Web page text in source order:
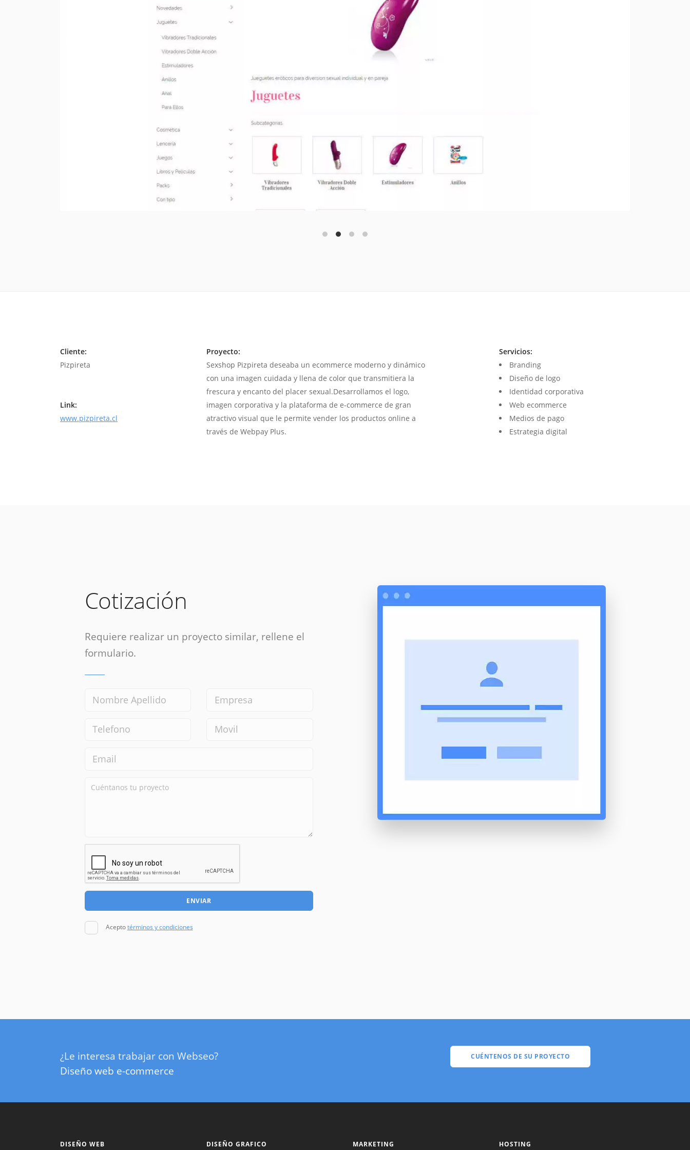
Cliente:
Pizpireta
Link:
www.pizpireta.cl
Proyecto:
Sexshop Pizpireta deseaba un ecommerce moderno y dinámico
con una imagen cuidada y llena de color que transmitiera la
frescura y encanto del placer sexual.Desarrollamos el logo,
imagen corporativa y la plataforma de e-commerce de gran
atractivo visual que le permite vender los productos online a
través de Webpay Plus.
Servicios:
Branding
Diseño de logo
Identidad corporativa
Web ecommerce
Medios de pago
Estrategia digital
Cotización
Requiere realizar un proyecto similar, rellene el
formulario.
ENVIAR
Aceptotérminos y condiciones
¿Le interesa trabajar con Webseo?
Diseño web e-commerce
CUÉNTENOS DE SU PROYECTO
DISEÑO WEB DISEÑO GRAFICO MARKETING HOSTING